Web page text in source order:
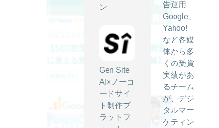
ン
Gen Site
AI×ノーコ
ードサイ
ト制作プ
ラットフ
告運用
Google、
Yahoo!
など各媒
体から多
くの受賞
実績があ
るチーム
が、デジ
タルマー
ケティン
【SEO対策】情報収集や競合調査